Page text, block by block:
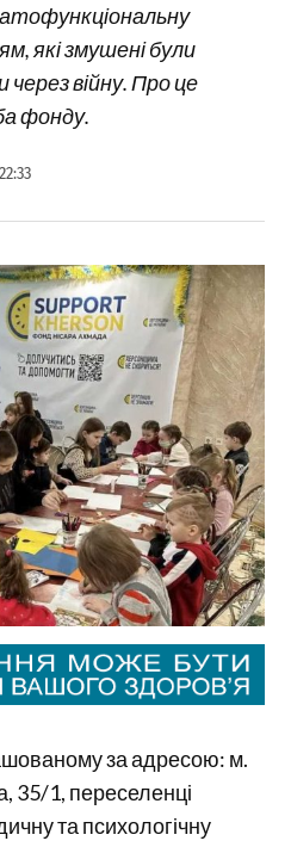
які змушені були
через війну. Про це
фонду.
за адресою: м.
35/1, переселенці
та психологічну